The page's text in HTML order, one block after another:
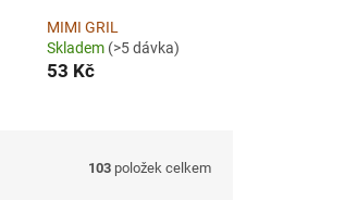
MIMI GRIL
Skladem (>5 dávka)
53 Kč
103 položek celkem